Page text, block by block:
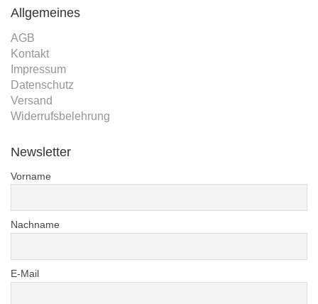
Allgemeines
AGB
Kontakt
Impressum
Datenschutz
Versand
Widerrufsbelehrung
Newsletter
Vorname
Nachname
E-Mail